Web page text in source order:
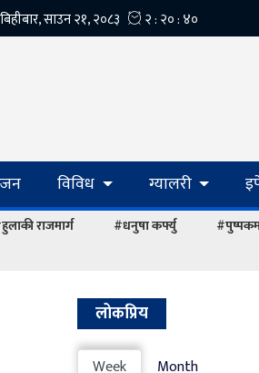
विविध ग्यालरी
राजमार्ग #धनुषा कर्फ्यु
लोकप्रिय
Week Month